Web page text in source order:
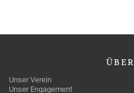
ÜBER
Unser Verein
Unser Engagement